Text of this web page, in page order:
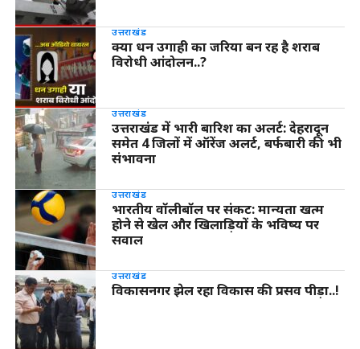
उत्तराखंड
क्या धन उगाही का जरिया बन रह है शराब
विरोधी आंदोलन..?
उत्तराखंड
उत्तराखंड में भारी बारिश का अलर्ट: देहरादून
समेत 4 जिलों में ऑरेंज अलर्ट, बर्फबारी की भी
संभावना
उत्तराखंड
भारतीय वॉलीबॉल पर संकट: मान्यता खत्म
होने से खेल और खिलाड़ियों के भविष्य पर
सवाल
उत्तराखंड
विकासनगर झेल रहा विकास की प्रसव पीड़ा..!